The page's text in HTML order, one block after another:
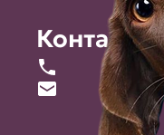
Контакты